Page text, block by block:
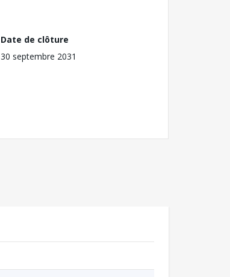
Date de clôture
30 septembre 2031